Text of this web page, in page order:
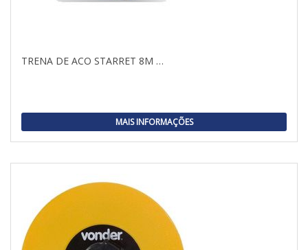
TRENA DE ACO STARRET 8M …
MAIS INFORMAÇÕES